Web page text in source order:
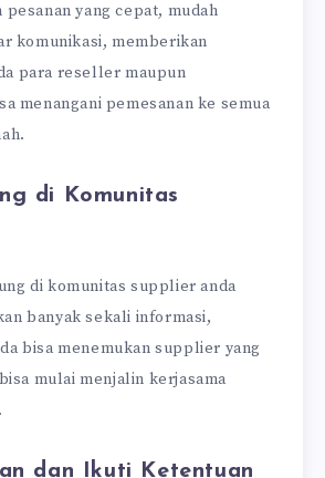
yang cepat, mudah
komunikasi, memberikan
para reseller maupun
menangani pemesanan ke semua
di Komunitas
di komunitas supplier anda
banyak sekali informasi,
bisa menemukan supplier yang
mulai menjalin kerjasama
dan Ikuti Ketentuan